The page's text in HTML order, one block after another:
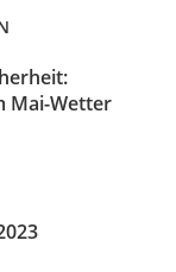
Mai-Wetter